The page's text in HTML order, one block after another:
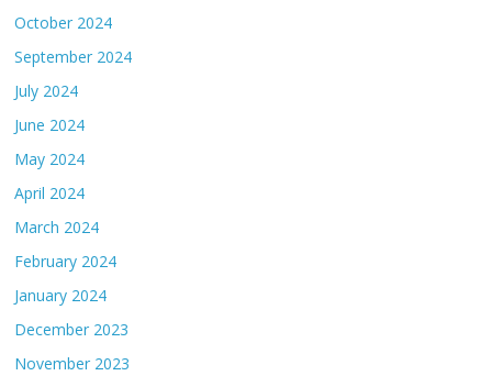
October 2024
September 2024
July 2024
June 2024
May 2024
April 2024
March 2024
February 2024
January 2024
December 2023
November 2023